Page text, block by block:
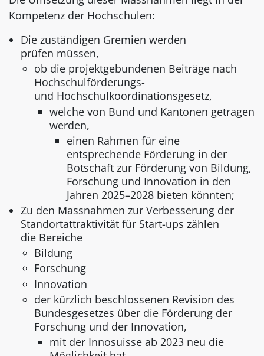
Kompetenz der Hochschulen:
Die zuständigen Gremien werden
prüfen müssen,
ob die projektgebundenen Beiträge nach
Hochschulförderungs-
und Hochschulkoordinationsgesetz,
welche von Bund und Kantonen getragen
werden,
einen Rahmen für eine
entsprechende Förderung in der
Botschaft zur Förderung von Bildung,
Forschung und Innovation in den
Jahren 2025–2028 bieten könnten;
Zu den Massnahmen zur Verbesserung der
Standortattraktivität für Start-ups zählen
die Bereiche
Bildung
Forschung
Innovation
der kürzlich beschlossenen Revision des
Bundesgesetzes über die Förderung der
Forschung und der Innovation,
mit der Innosuisse ab 2023 neu die